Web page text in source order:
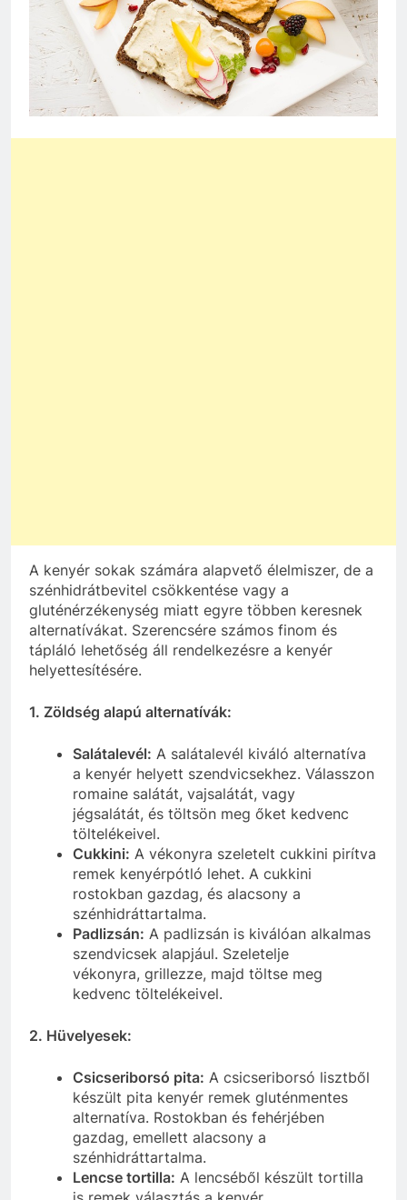
A kenyér sokak számára alapvető élelmiszer, de a
szénhidrátbevitel csökkentése vagy a
gluténérzékenység miatt egyre többen keresnek
alternatívákat. Szerencsére számos finom és
tápláló lehetőség áll rendelkezésre a kenyér
helyettesítésére.
1. Zöldség alapú alternatívák:
Salátalevél: A salátalevél kiváló alternatíva
a kenyér helyett szendvicsekhez. Válasszon
romaine salátát, vajsalátát, vagy
jégsalátát, és töltsön meg őket kedvenc
töltelékeivel.
Cukkini: A vékonyra szeletelt cukkini pirítva
remek kenyérpótló lehet. A cukkini
rostokban gazdag, és alacsony a
szénhidráttartalma.
Padlizsán: A padlizsán is kiválóan alkalmas
szendvicsek alapjául. Szeletelje
vékonyra, grillezze, majd töltse meg
kedvenc töltelékeivel.
2. Hüvelyesek:
Csicseriborsó pita: A csicseriborsó lisztből
készült pita kenyér remek gluténmentes
alternatíva. Rostokban és fehérjében
gazdag, emellett alacsony a
szénhidráttartalma.
Lencse tortilla: A lencséből készült tortilla